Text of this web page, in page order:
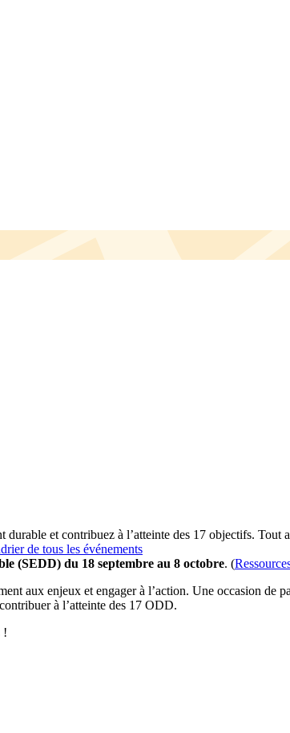
et contribuez à l’atteinte des 17 objectifs. Tout
de tous les événements
(SEDD) du 18 septembre au 8 octobre. (
aux enjeux et engager à l’action. Une occasion de
à l’atteinte des 17 ODD.
!